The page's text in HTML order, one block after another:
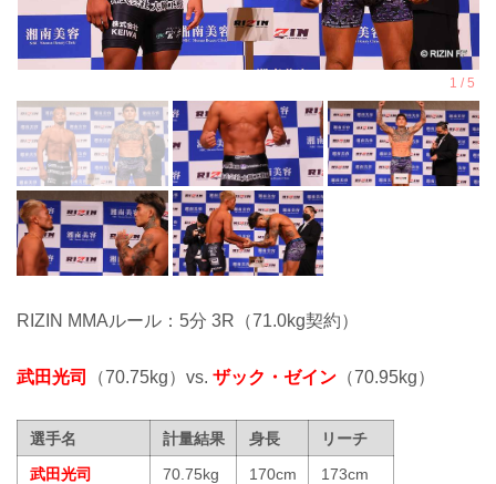
RIZIN MMAルール：5分 3R（71.0kg契約）
武田光司 （70.75kg）vs. ザック・ゼイン （70.95kg）
選手名 計量結果 身長
リーチ
武田光司
70.75kg 170cm
173cm